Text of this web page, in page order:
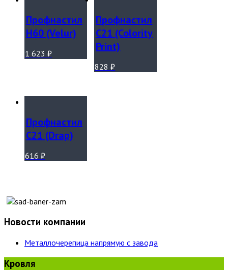
Профнастил
Н60 (Velur)
1 623 ₽
Профнастил
С21 (Colority
Print)
828₽
Профнастил
С21 (Drap)
616 ₽
Новости компании
Металлочерепица напрямую с завода
Кровля